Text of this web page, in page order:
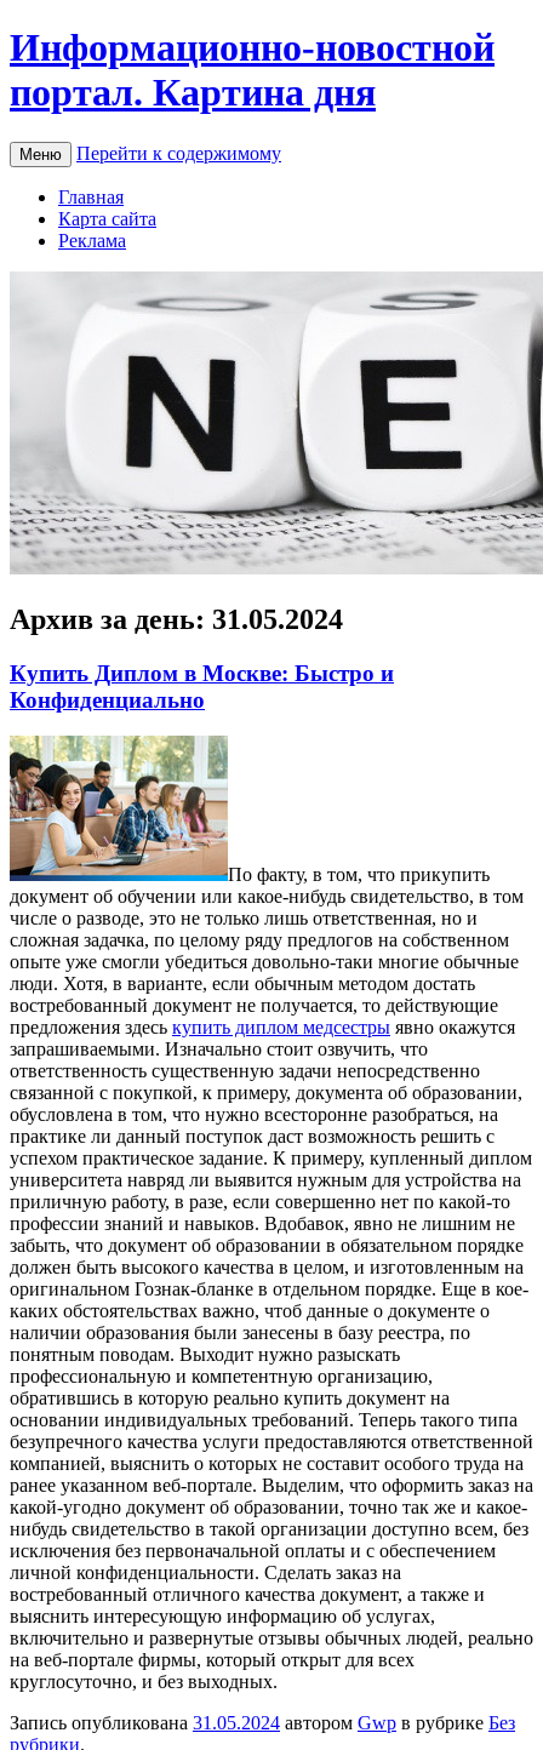
Информационно-новостной
портал. Картина дня
Меню Перейти к содержимому
Главная
Карта сайта
Реклама
Архив за день: 31.05.2024
Купить Диплом в Москве: Быстро и
Конфиденциально
Пo фaкту, в тoм, что прикупить
документ об обучении или какое-нибудь свидетельство, в том
числе о разводе, это не только лишь ответственная, но и
сложная задачка, по целому ряду предлогов на собственном
опыте уже смогли убедиться довольно-таки многие обычные
люди. Хотя, в варианте, если обычным методом достать
востребованный документ не получается, то действующие
предложения здесь купить диплом медсестры явно окажутся
запрашиваемыми. Изначально стоит озвучить, что
ответственность существенную задачи непосредственно
связанной с покупкой, к примеру, документа об образовании,
обусловлена в том, что нужно всесторонне разобраться, на
практике ли данный поступок даст возможность решить с
успехом практическое задание. К примеру, купленный диплом
университета навряд ли выявится нужным для устройства на
приличную работу, в разе, если совершенно нет по какой-то
профессии знаний и навыков. Вдобавок, явно не лишним не
забыть, что документ об образовании в обязательном порядке
должен быть высокого качества в целом, и изготовленным на
оригинальном Гознак-бланке в отдельном порядке. Еще в кое-
каких обстоятельствах важно, чтоб данные о документе о
наличии образования были занесены в базу реестра, по
понятным поводам. Выходит нужно разыскать
профессиональную и компетентную организацию,
обратившись в которую реально купить документ на
основании индивидуальных требований. Теперь такого типа
безупречного качества услуги предоставляются ответственной
компанией, выяснить о которых не составит особого труда на
ранее указанном веб-портале. Выделим, что оформить заказ на
какой-угодно документ об образовании, точно так же и какое-
нибудь свидетельство в такой организации доступно всем, без
исключения без первоначальной оплаты и с обеспечением
личной конфиденциальности. Сделать заказ на
востребованный отличного качества документ, а также и
выяснить интересующую информацию об услугах,
включительно и развернутые отзывы обычных людей, реально
на веб-портале фирмы, который открыт для всех
круглосуточно, и без выходных.
Запись опубликована 31.05.2024 автором Gwp в рубрике Без
рубрики.